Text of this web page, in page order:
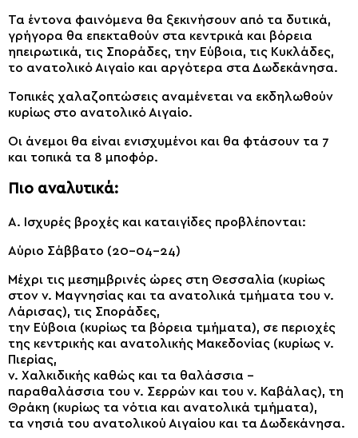
Τα έντονα φαινόμενα θα ξεκινήσουν από τα δυτικά,
γρήγορα θα επεκταθούν στα κεντρικά και βόρεια
ηπειρωτικά, τις Σποράδες, την Εύβοια, τις Κυκλάδες,
το ανατολικό Αιγαίο και αργότερα στα Δωδεκάνησα.
Τοπικές χαλαζοπτώσεις αναμένεται να εκδηλωθούν
κυρίως στο ανατολικό Αιγαίο.
Οι άνεμοι θα είναι ενισχυμένοι και θα φτάσουν τα 7
και τοπικά τα 8 μποφόρ.
Πιο αναλυτικά:
Α. Ισχυρές βροχές και καταιγίδες προβλέπονται:
Αύριο Σάββατο (20-04-24)
Μέχρι τις μεσημβρινές ώρες στη Θεσσαλία (κυρίως
στον ν. Μαγνησίας και τα ανατολικά τμήματα του ν.
Λάρισας), τις Σποράδες,
την Εύβοια (κυρίως τα βόρεια τμήματα), σε περιοχές
της κεντρικής και ανατολικής Μακεδονίας (κυρίως ν.
Πιερίας,
ν. Χαλκιδικής καθώς και τα θαλάσσια –
παραθαλάσσια του ν. Σερρών και του ν. Καβάλας), τη
Θράκη (κυρίως τα νότια και ανατολικά τμήματα),
τα νησιά του ανατολικού Αιγαίου και τα Δωδεκάνησα.